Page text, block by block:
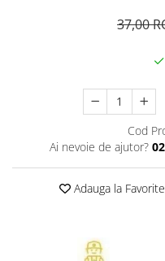
Invatamant gimnazial
Povesti si povestiri
Carti in limba engleza
Activitati si jocuri pentru
Carte prescolara
37,00
Cod
Ai nevoie de ajutor?
Adauga la Favorite